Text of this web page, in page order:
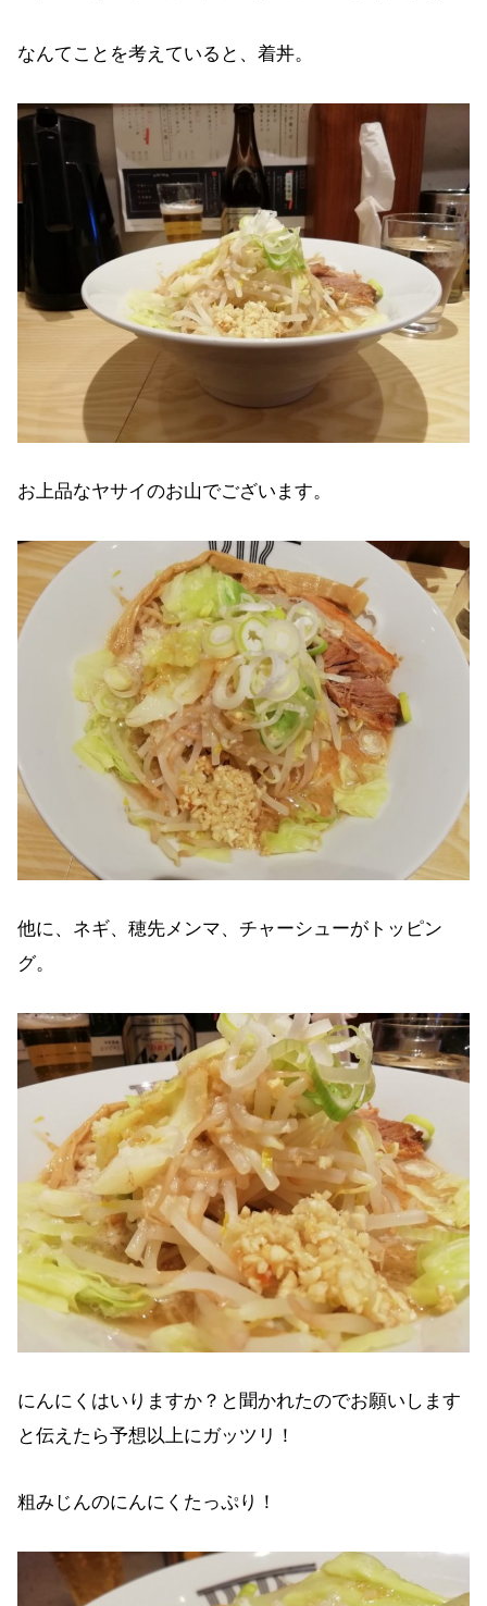
なんてことを考えていると、着丼。
お上品なヤサイのお山でございます。
他に、ネギ、穂先メンマ、チャーシューがトッピン
グ。
にんにくはいりますか？と聞かれたのでお願いします
と伝えたら予想以上にガッツリ！
粗みじんのにんにくたっぷり！